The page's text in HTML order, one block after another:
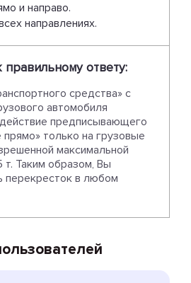
и направо.
направлениях.
ответу:
средства» с
автомобиля
предписывающего
только на грузовые
максимальной
т. Таким образом, Вы
перекресток в любом